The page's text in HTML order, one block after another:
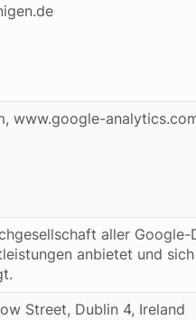
www.google-
aller
anbietet und
Street, Dublin 4, Ireland